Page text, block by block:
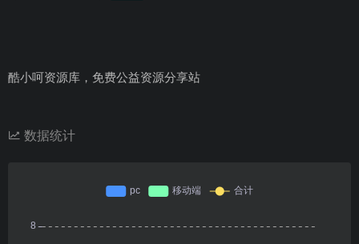
酷小呵资源库，免费公益资源分享站
数据统计